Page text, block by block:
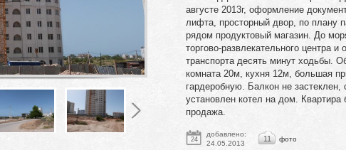
августе 2013г, оформление
лифта, просторный двор, по плану
рядом продуктовый магазин. До
торгово-развлекательного центра и
транспорта десять минут ходьбы.
комната 20м, кухня 12м, большая
гардеробную. Балкон не
установлен котел на дом. Квартира
продажа.
24
добавлено:
24.05.2013
11 фото